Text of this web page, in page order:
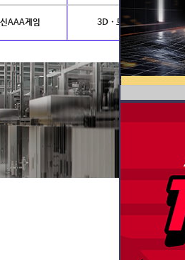
AAA게임 3D · 모델링